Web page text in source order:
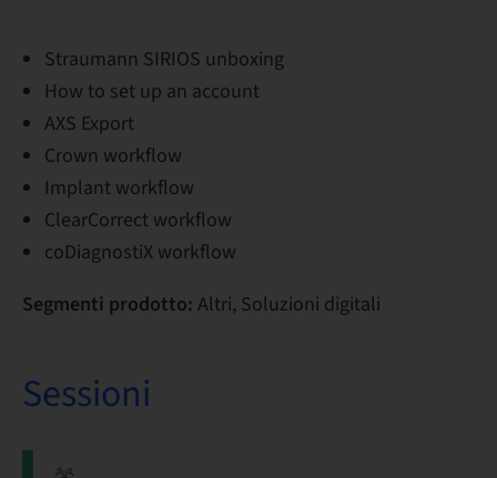
Straumann SIRIOS unboxing
How to set up an account
AXS Export
Crown workflow
Implant workflow
ClearCorrect workflow
coDiagnostiX workflow
Segmenti prodotto: Altri, Soluzioni digitali
Sessioni